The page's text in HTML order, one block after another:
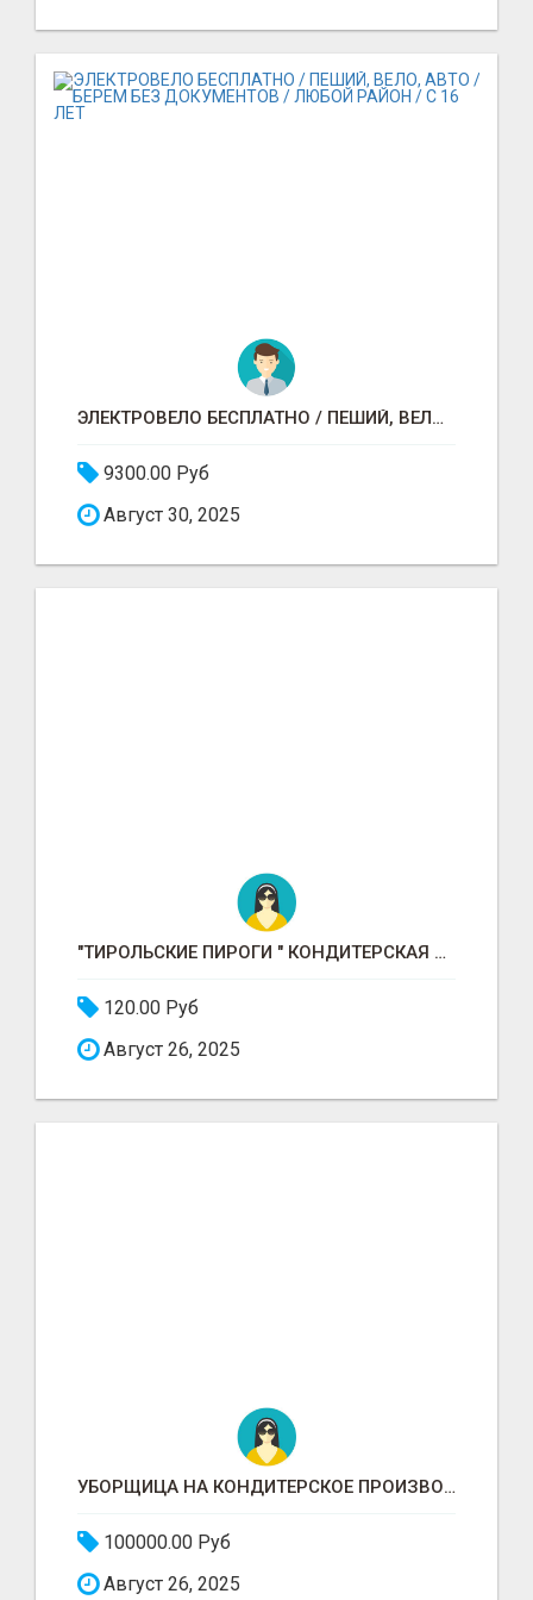
ЭЛЕКТРОВЕЛО БЕСПЛАТНО / ПЕШИЙ, ВЕЛО, АВТО / БЕРЕМ БЕЗ ДОКУМЕНТОВ / ЛЮБОЙ РАЙОН / С 16 ЛЕТ
9300.00 Руб
Август 30, 2025
"ТИРОЛЬСКИЕ ПИРОГИ " КОНДИТЕРСКАЯ ФАБРИКА "КРУГ "
120.00 Руб
Август 26, 2025
УБОРЩИЦА НА КОНДИТЕРСКОЕ ПРОИЗВОДСТВО (МАРЬИНО/КУРЬЯНОВО)
100000.00 Руб
Август 26, 2025